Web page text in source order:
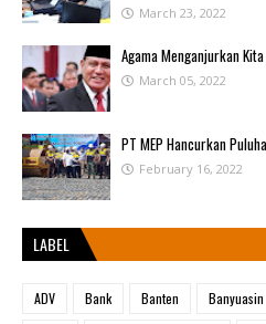
March 23, 2022
Agama Menganjurkan
March 05, 2022
PT MEP Hancurkan
February 16, 2022
LABEL
ADV Bank Banten Banyuasin